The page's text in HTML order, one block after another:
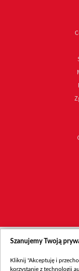
Szanujemy Twoją
Kliknij "Akceptuję i
korzystanie z technologii